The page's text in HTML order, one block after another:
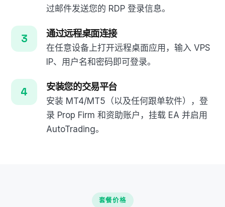
过邮件发送您的 RDP 登录信息。
通过远程桌面连接
在任意设备上打开远程桌面应用，输入 VPS
IP、用户名和密码即可登录。
安装您的交易平台
安装 MT4/MT5（以及任何跟单软件），登
录 Prop Firm 和资助账户，挂载 EA 并启用
AutoTrading。
套餐价格